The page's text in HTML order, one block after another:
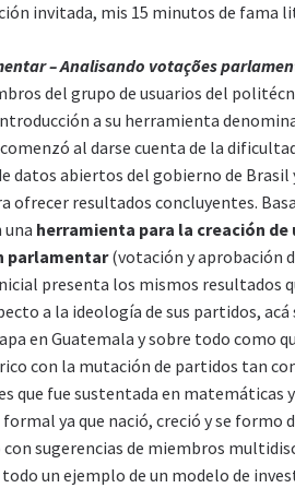
invitada, mis 15 minutos de fama
– Analisando votações
del grupo de usuarios del
a su herramienta
al darse cuenta de la
datos abiertos del gobierno de
ofrecer resultados concluyentes.
herramienta para la creación
parlamentar(votación y aprobación
presenta los mismos resultados
a la ideología de sus partidos,
en Guatemala y sobre todo como
con la mutación de partidos tan
que fue sustentada en matemáticas
ya que nació, creció y se formo
sugerencias de miembros
un ejemplo de un modelo de